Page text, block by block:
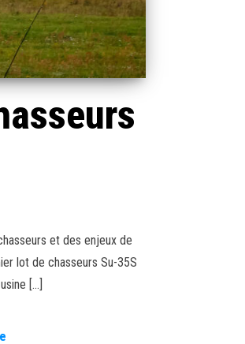
et des enjeux de
lot de chasseurs Su-35S
[…]